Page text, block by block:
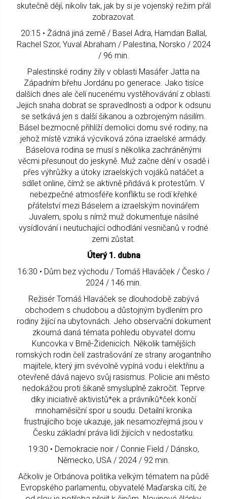
skutečně dějí, nikoliv tak, jak by si je vojenský režim přál
zobrazovat.
20:15 • Žádná jiná země / Basel Adra, Hamdan Ballal,
Rachel Szor, Yuval Abraham / Palestina, Norsko / 2024
/ 96 min.
Palestinské rodiny žily v oblasti Masáfer Jatta na
Západním břehu Jordánu po generace. Jako tisíce
dalších dnes ale čelí nucenému vystěhovávání z oblasti.
Jejich snaha dobrat se spravedlnosti a odpor k odsunu
se setkává jen s další šikanou a ozbrojeným násilím.
Básel bezmocně přihlíží demolici domu své rodiny, na
jehož místě vzniká výcviková zóna izraelské armády.
Báselova rodina se musí s několika zachráněnými
věcmi přesunout do jeskyně. Muž začne dění v osadě i
přes výhrůžky a útoky izraelských vojáků natáčet a
sdílet online, čímž se aktivně přidává k protestům. V
nebezpečné atmosféře konfliktu se rodí křehké
přátelství mezi Báselem a izraelským novinářem
Juvalem, spolu s nímž muž dokumentuje násilné
vysídlování i neutuchající odhodlání vesničanů v rodné
zemi zůstat.
Úterý 1. dubna
16:30 • Dům bez východu / Tomáš Hlaváček / Česko /
2024 / 146 min.
Režisér Tomáš Hlaváček se dlouhodobě zabývá
obchodem s chudobou a důstojným bydlením pro
rodiny žijící na ubytovnách. Jeho observační dokument
zkoumá daná témata pohledu obyvatel domu
Kuncovka v Brně-Židenicích. Několik tamějších
romských rodin čelí zastrašování ze strany arogantního
majitele, který jim svévolně vypíná vodu i elektřinu a
otevřeně dává najevo svůj rasismus. Policie ani město
nedokážou proti šikaně smysluplně zakročit. Teprve
díky iniciativě aktivistů*ek a právníků*ček končí
mnohaměsíční spor u soudu. Detailní kronika
frustrujícího boje ukazuje, jak nesamozřejmá jsou v
Česku základní práva lidí žijících v nedostatku.
19:30 • Demokracie noir / Connie Field / Dánsko,
Německo, USA / 2024 / 92 min.
Ačkoliv je Orbánova politika velkým tématem na půdě
Evropského parlamentu, obyvatelé Maďarska cítí, že